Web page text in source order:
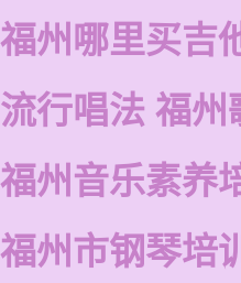
福州哪里买吉
流行唱法 福
福州音乐素养
福州市钢琴培